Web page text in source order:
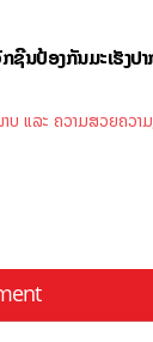
ຊີນປ້ອງກັນມະເຮັງປ
ບ ແລະ ຄວາມສວຍຄວາມ